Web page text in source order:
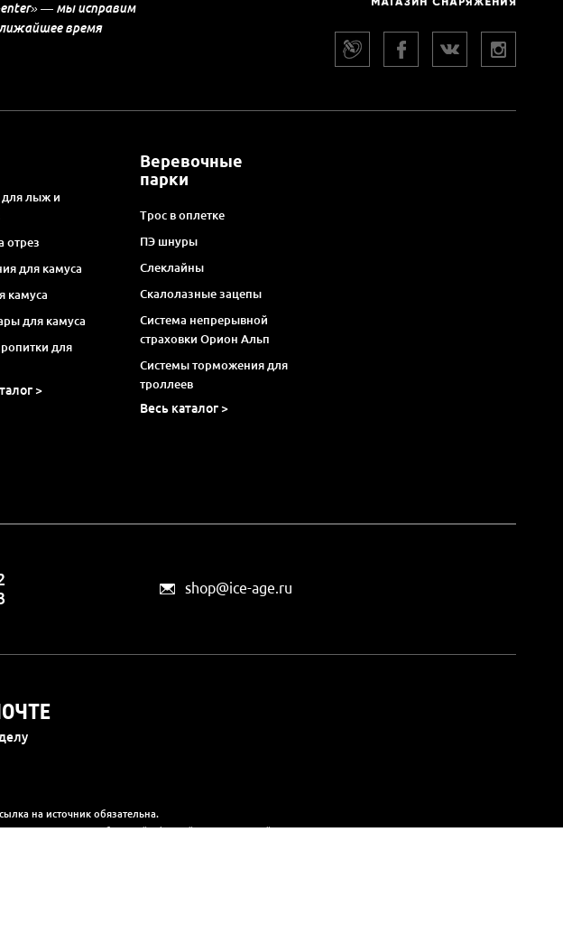
— мы исправим
время
лыж и
отрез
для камуса
камуса
для камуса
для
>
Веревочные
парки
Трос в оплетке
ПЭ шнуры
Слеклайны
Скалолазные зацепы
Система непрерывной
страховки Орион Альп
Системы торможения для
троллеев
Весь каталог >
shop@ice-age.ru
на источник обязательна.
и не является публичной офертой, определяемой